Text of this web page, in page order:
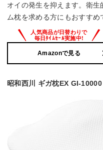
オイの発生を抑えます。衛
ム枕を求める方にもおすすめ
Amazonで見る
昭和西川 ギガ枕EX GI-